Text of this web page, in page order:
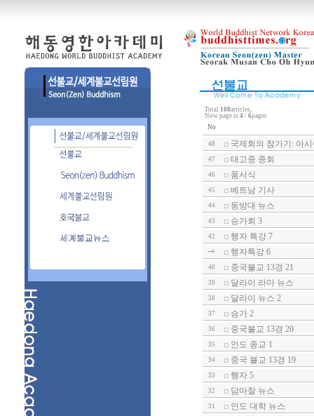
Total 108articles,
Now page is 4 / 6pages
No
48 국제회의 참가기: 아
47 태고종 종회
46 품서식
45 베트남 기사
44 동방대 뉴스
43 승가회 3
42
행자 특강 7
행자특강 6
40 중국불교 13경 21
39 달라이 라마 뉴스
38 달라이 뉴스 2
37 승가 2
36 중국불교 13경 20
35 인도 종교 1
34 중국 불교 13경 19
33 행자 5
32 담마찰 뉴스
31 인도 대학 뉴스